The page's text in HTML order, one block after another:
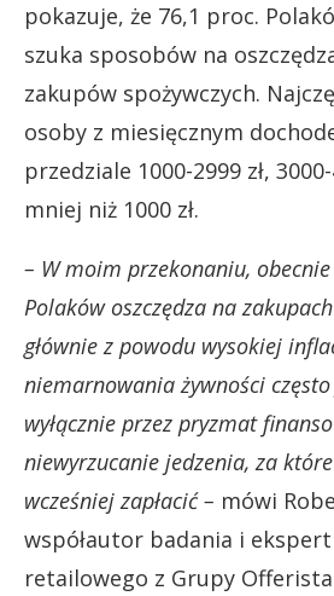
pokazuje, że 76,1 proc.
szuka sposobów na
zakupów spożywczych.
osoby z miesięcznym
przedziale 1000-2999 zł,
mniej niż 1000 zł.
– W moim przekonaniu,
Polaków oszczędza na
głównie z powodu wysokiej
niemarnowania żywności
wyłącznie przez pryzmat
niewyrzucanie jedzenia, za
wcześniej zapłacić – mówi
współautor badania i
retailowego z Grupy